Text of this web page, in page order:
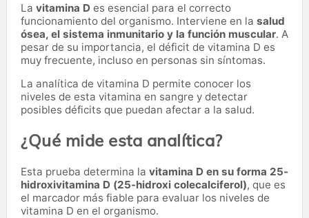
La vitamina D es esencial para el correcto
funcionamiento del organismo. Interviene en la salud
ósea, el sistema inmunitario y la función muscular. A
pesar de su importancia, el déficit de vitamina D es
muy frecuente, incluso en personas sin síntomas.
La analítica de vitamina D permite conocer los
niveles de esta vitamina en sangre y detectar
posibles déficits que puedan afectar a la salud.
¿Qué mide esta analítica?
Esta prueba determina la vitamina D en su forma 25-
hidroxivitamina D (25-hidroxi colecalciferol), que es
el marcador más fiable para evaluar los niveles de
vitamina D en el organismo.